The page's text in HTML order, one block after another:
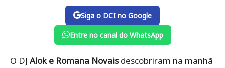
Siga o DCI no Google
Entre no canal do WhatsApp
O DJ Alok e Romana Novaisdescobriram na manhã